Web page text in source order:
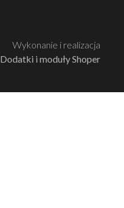
Wykonanie i realizacja
Dodatki i moduły Shoper